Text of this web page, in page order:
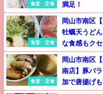
食堂・定食
満足！
食堂・定食
岡山市南区
牡蠣天うど
な食感もク
食堂・定食
岡山市南区
南店】豚バ
加で唐揚げ